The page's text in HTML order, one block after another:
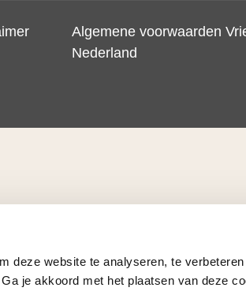
deze website te analyseren, te
je akkoord met het plaatsen van deze
Algemene voorwaarden
Nederland